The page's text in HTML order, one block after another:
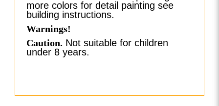
more colors for detail painting see
building instructions.
Warnings!
Caution. Not suitable for children
under 8 years.